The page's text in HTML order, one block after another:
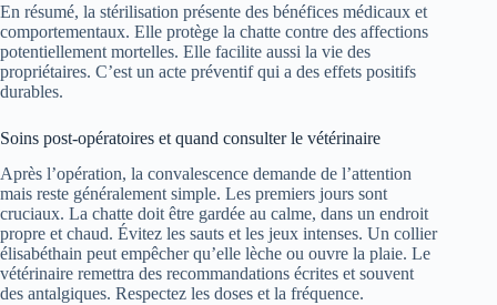
En résumé, la stérilisation présente des bénéfices médicaux et
comportementaux. Elle protège la chatte contre des affections
potentiellement mortelles. Elle facilite aussi la vie des
propriétaires. C’est un acte préventif qui a des effets positifs
durables.
Soins post-opératoires et quand consulter le vétérinaire
Après l’opération, la convalescence demande de l’attention
mais reste généralement simple. Les premiers jours sont
cruciaux. La chatte doit être gardée au calme, dans un endroit
propre et chaud. Évitez les sauts et les jeux intenses. Un collier
élisabéthain peut empêcher qu’elle lèche ou ouvre la plaie. Le
vétérinaire remettra des recommandations écrites et souvent
des antalgiques. Respectez les doses et la fréquence.